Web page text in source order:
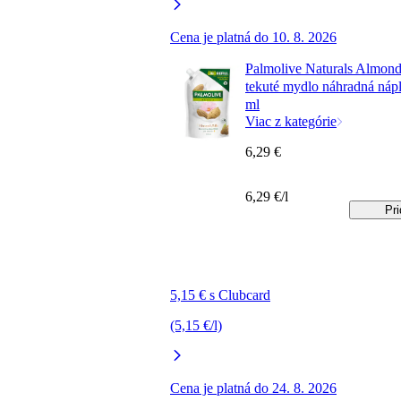
Cena je platná do 10. 8. 2026
Palmolive Naturals
tekuté mydlo náhradná
ml
Viac z kategórie
5,15 € s Clubcard
(5,15 €/l)
Cena je platná do 24. 8. 2026
6,29 €
6,29 €/l